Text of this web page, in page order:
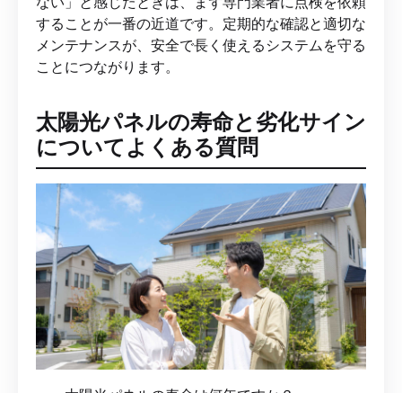
することが一番の近道です。定期的な確認と適切な
メンテナンスが、安全で長く使えるシステムを守る
ことにつながります。
太陽光パネルの寿命と劣化サイン
についてよくある質問